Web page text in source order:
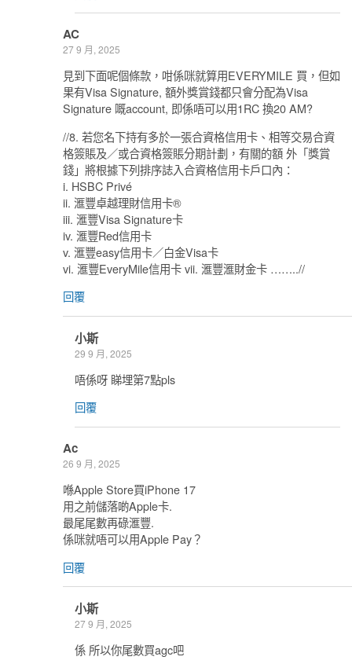
AC
27 9 月, 2025
見到下面呢個條款，咁係咪就算用EVERYMILE 買，但如
果有Visa Signature, 額外獎賞錢都只會分配為Visa
Signature 嘅account, 即係唔可以用1RC 換20 AM?
//8. 若您名下持有多於⼀張合資格信⽤卡、相等交易合資
格簽賬及／或合資格簽賬分期計劃，有關的額 外「獎賞
錢」將根據下列排序誌入合資格信⽤卡⼾⼝內：
i. HSBC Privé
ii. 滙豐卓越理財信⽤卡®
iii. 滙豐Visa Signature卡
iv. 滙豐Red信⽤卡
v. 滙豐easy信⽤卡／⽩⾦Visa卡
vi. 滙豐EveryMile信⽤卡 vii. 滙豐滙財⾦卡 ……..//
回覆
小斯
29 9 月, 2025
唔係呀 睇埋第7點pls
回覆
Ac
26 9 月, 2025
喺Apple Store買iPhone 17
用之前儲落啲Apple卡.
最尾尾數再碌滙豐.
係咪就唔可以用Apple Pay？
回覆
小斯
27 9 月, 2025
係 所以你尾數買agc吧